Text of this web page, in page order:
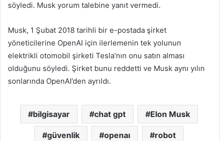
söyledi. Musk yorum talebine yanıt vermedi.
Musk, 1 Şubat 2018 tarihli bir e-postada şirket
yöneticilerine OpenAI için ilerlemenin tek yolunun
elektrikli otomobil şirketi Tesla’nın onu satın alması
olduğunu söyledi. Şirket bunu reddetti ve Musk aynı yılın
sonlarında OpenAI’den ayrıldı.
bilgisayar chat gpt Elon Musk
güvenlik openaı robot